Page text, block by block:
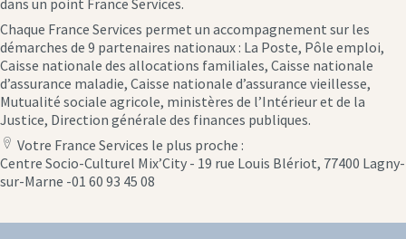
Chaque France Services permet un accompagnement sur les
démarches de 9 partenaires nationaux : La Poste, Pôle emploi,
Caisse nationale des allocations familiales, Caisse nationale
d’assurance maladie, Caisse nationale d’assurance vieillesse,
Mutualité sociale agricole, ministères de l’Intérieur et de la
Justice, Direction générale des finances publiques.
location
icon
Votre France Services le plus proche :
Centre Socio-Culturel Mix’City - 19 rue Louis Blériot, 77400 Lagny-
sur-Marne -01 60 93 45 08